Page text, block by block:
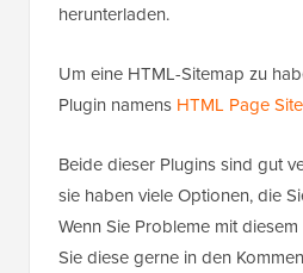
herunterladen.
Um eine HTML-Sitemap zu
Plugin namens HTML Page
Beide dieser Plugins sind gut
sie haben viele Optionen, die
Wenn Sie Probleme mit
Sie diese gerne in den